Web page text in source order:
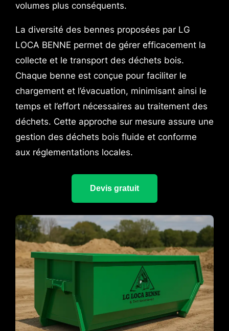
volumes plus conséquents.
La diversité des bennes proposées par LG
LOCA BENNE permet de gérer efficacement la
collecte et le transport des déchets bois.
Chaque benne est conçue pour faciliter le
chargement et l’évacuation, minimisant ainsi le
temps et l’effort nécessaires au traitement des
déchets. Cette approche sur mesure assure une
gestion des déchets bois fluide et conforme
aux réglementations locales.
Devis gratuit